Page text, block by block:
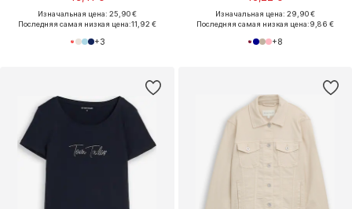
Изначальная цена: 25,90 €
Последняя самая низкая цена:11,92 €
+3
Изначальная цена: 29,90 €
Последняя самая низкая цена:9,86 €
+8